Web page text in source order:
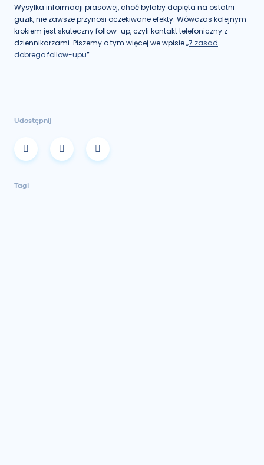
Wysyłka informacji prasowej, choć byłaby dopięta na ostatni
guzik, nie zawsze przynosi oczekiwane efekty. Wówczas kolejnym
krokiem jest skuteczny follow-up, czyli kontakt telefoniczny z
dziennikarzami. Piszemy o tym więcej we wpisie „7 zasad
dobrego follow-upu”.
Udostępnij
Tagi